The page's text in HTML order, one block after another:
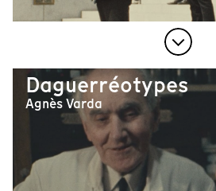
Daguerréotypes
Agnès Varda